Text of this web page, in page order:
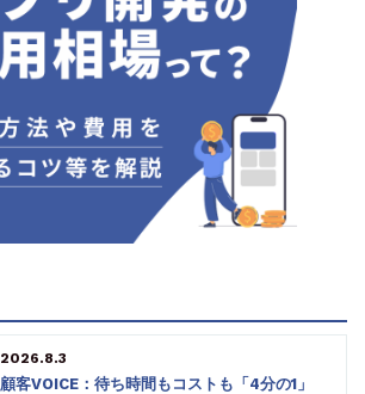
2026.8.3
顧客VOICE：待ち時間もコストも「4分の1」